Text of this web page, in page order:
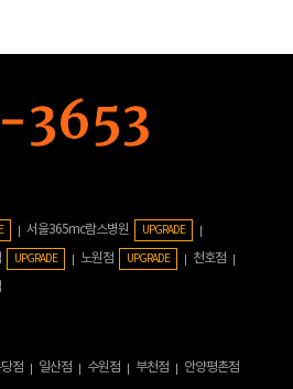
서울365mc람스병원 UPGRADE
UPGRADE 노원점 UPGRADE
천호점
점 일산점 수원점 부천점 안양평촌점